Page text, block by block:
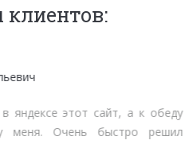
яндексе этот сайт, а к обеду
Очень быстро решил